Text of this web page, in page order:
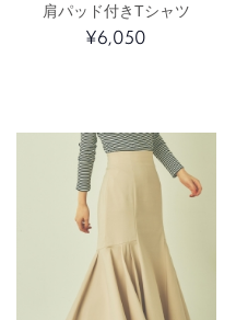
肩パッド付きTシャツ
¥6,050